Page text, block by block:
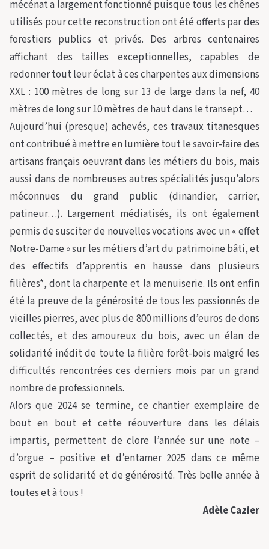
mécénat a largement fonctionné puisque tous les chênes
utilisés pour cette reconstruction ont été offerts par des
forestiers publics et privés. Des arbres centenaires
affichant des tailles exceptionnelles, capables de
redonner tout leur éclat à ces charpentes aux dimensions
XXL : 100 mètres de long sur 13 de large dans la nef, 40
mètres de long sur 10 mètres de haut dans le transept…
Aujourd’hui (presque) achevés, ces travaux titanesques
ont contribué à mettre en lumière tout le savoir-faire des
artisans français oeuvrant dans les métiers du bois, mais
aussi dans de nombreuses autres spécialités jusqu’alors
méconnues du grand public (dinandier, carrier,
patineur…). Largement médiatisés, ils ont également
permis de susciter de nouvelles vocations avec un « effet
Notre-Dame » sur les métiers d’art du patrimoine bâti, et
des effectifs d’apprentis en hausse dans plusieurs
filières*, dont la charpente et la menuiserie. Ils ont enfin
été la preuve de la générosité de tous les passionnés de
vieilles pierres, avec plus de 800 millions d’euros de dons
collectés, et des amoureux du bois, avec un élan de
solidarité inédit de toute la filière forêt-bois malgré les
difficultés rencontrées ces derniers mois par un grand
nombre de professionnels.
Alors que 2024 se termine, ce chantier exemplaire de
bout en bout et cette réouverture dans les délais
impartis, permettent de clore l’année sur une note –
d’orgue – positive et d’entamer 2025 dans ce même
esprit de solidarité et de générosité. Très belle année à
toutes et à tous !
Adèle Cazier